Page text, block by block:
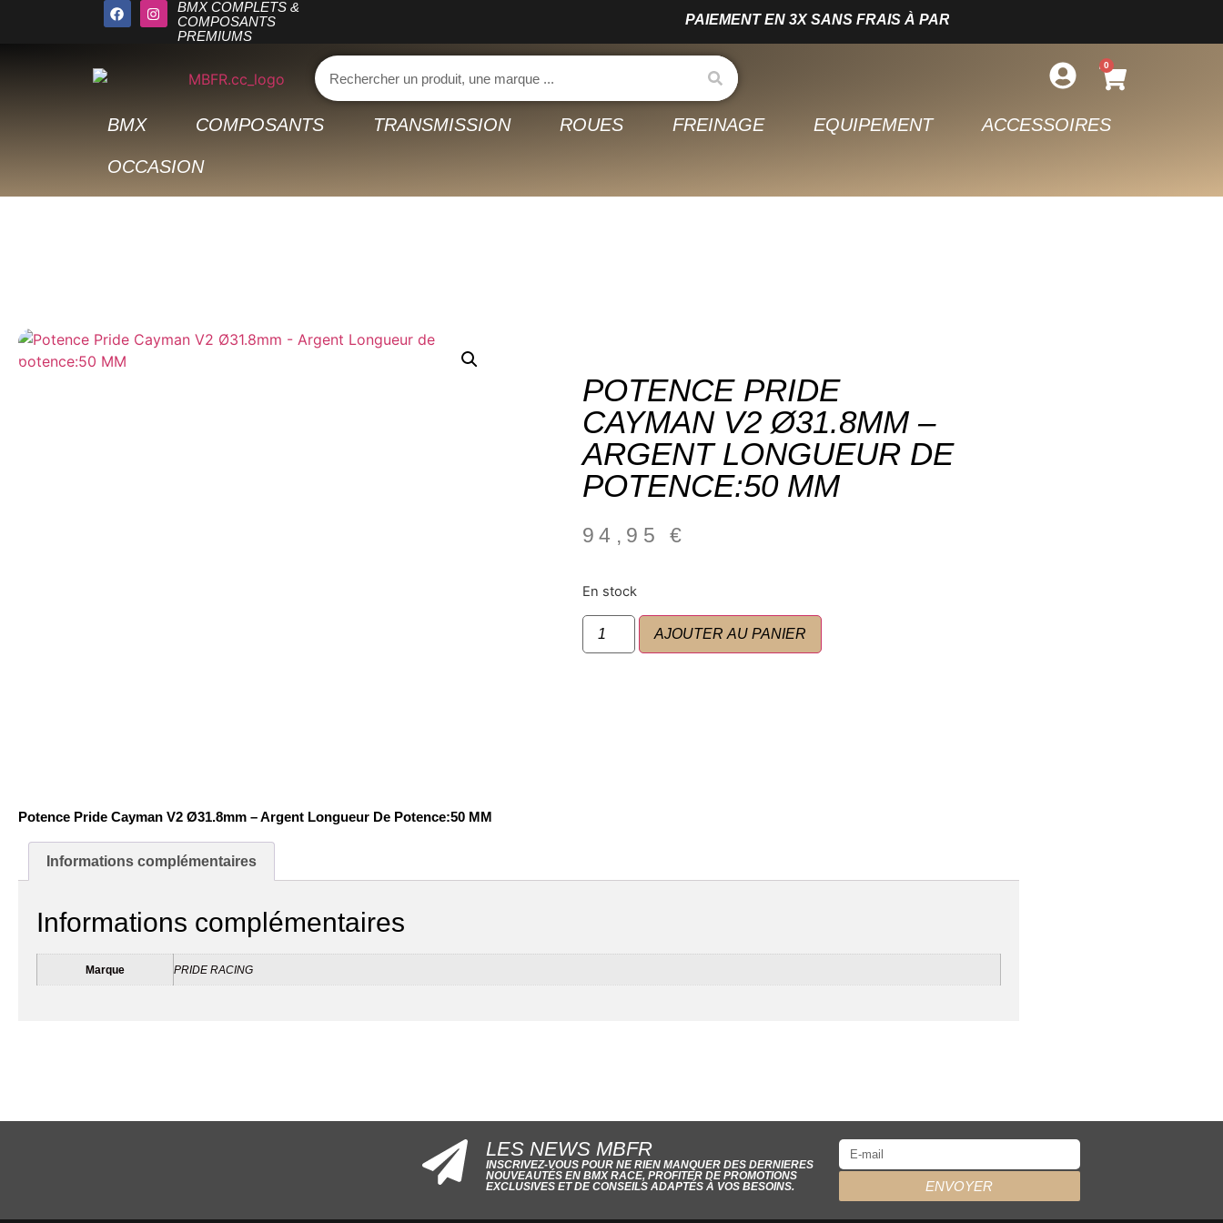
BMX COMPLETS &
COMPOSANTS
PREMIUMS
PAIEMENT EN 3X SANS FRAIS À PARTIR DE 150€ D’ACHAT – LIVRAISON
0
BMX COMPOSANTS TRANSMISSION ROUES FREINAGE EQUIPEMENT ACCESSOIRES
OCCASION
POTENCE PRIDE
CAYMAN V2 Ø31.8MM –
ARGENT LONGUEUR DE
POTENCE:50 MM
94,95€
En stock
AJOUTER AU PANIER
Potence Pride Cayman V2 Ø31.8mm – Argent Longueur De Potence:50 MM
Informations complémentaires
Informations complémentaires
Marque PRIDE RACING
LES NEWS MBFR
INSCRIVEZ-VOUS POUR NE RIEN MANQUER DES DERNIERES
NOUVEAUTÉS EN BMX RACE, PROFITER DE PROMOTIONS
EXCLUSIVES ET DE CONSEILS ADAPTÉS À VOS BESOINS.
ENVOYER